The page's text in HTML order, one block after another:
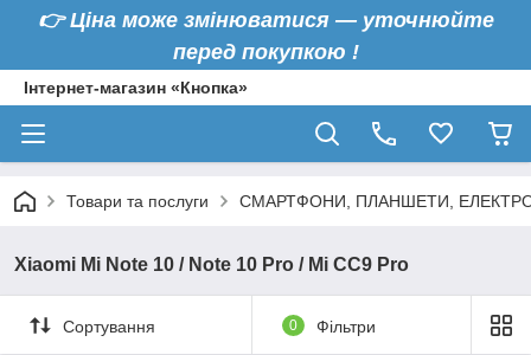
👉Ціна може змінюватися — уточнюйте
перед покупкою !
Інтернет-магазин «Кнопка»
Товари та послуги СМАРТФОНИ, ПЛАНШЕТИ,
Xiaomi Mi Note 10 / Note 10 Pro / Mi CC9 Pro
Сортування 0 Фільтри